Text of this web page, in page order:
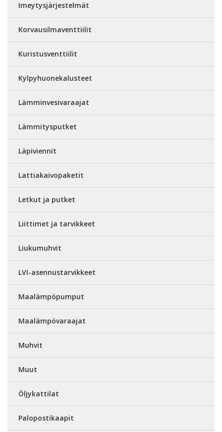
Imeytysjärjestelmät
Korvausilmaventtiilit
Kuristusventtiilit
Kylpyhuonekalusteet
Lämminvesivaraajat
Lämmitysputket
Läpiviennit
Lattiakaivopaketit
Letkut ja putket
Liittimet ja tarvikkeet
Liukumuhvit
LVI-asennustarvikkeet
Maalämpöpumput
Maalämpövaraajat
Muhvit
Muut
Öljykattilat
Palopostikaapit